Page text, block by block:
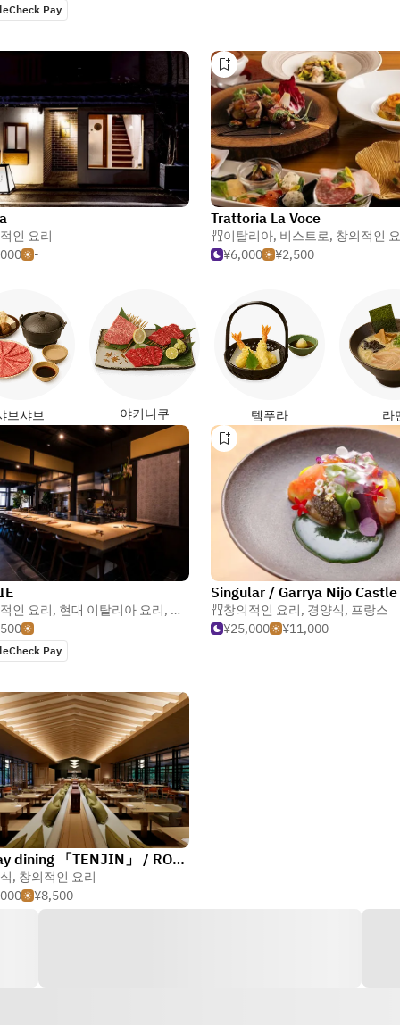
Pay
인 요리
-
Trattoria La Voce
이탈리아, 비스트로, 창의적인
¥6,000
¥2,500
브샤브 야키니쿠 템푸라 라
인 요리, 현대 이탈리아 요리, 퓨전·인터네셔널
-
Pay
창의적인 요리, 경양식, 프랑스
¥25,000
¥11,000
All-day dining 「TENJIN」 / ROKU KYOTO, LXR Hotels & Resorts
, 창의적인 요리
¥8,500